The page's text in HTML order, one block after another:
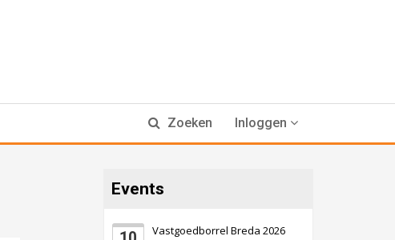
Zoeken Inloggen
Events
Vastgoedborrel Breda 2026